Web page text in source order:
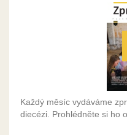
Každý měsíc vydáváme
diecézi. Prohlédněte si ho